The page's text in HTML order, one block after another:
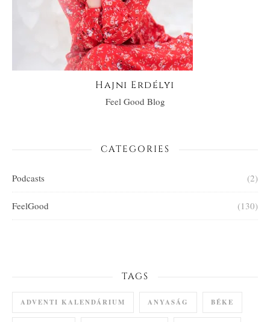
Hajni Erdélyi
Feel Good Blog
CATEGORIES
Podcasts (2)
FeelGood (130)
TAGS
ADVENTI KALENDÁRIUM ANYASÁG BÉKE